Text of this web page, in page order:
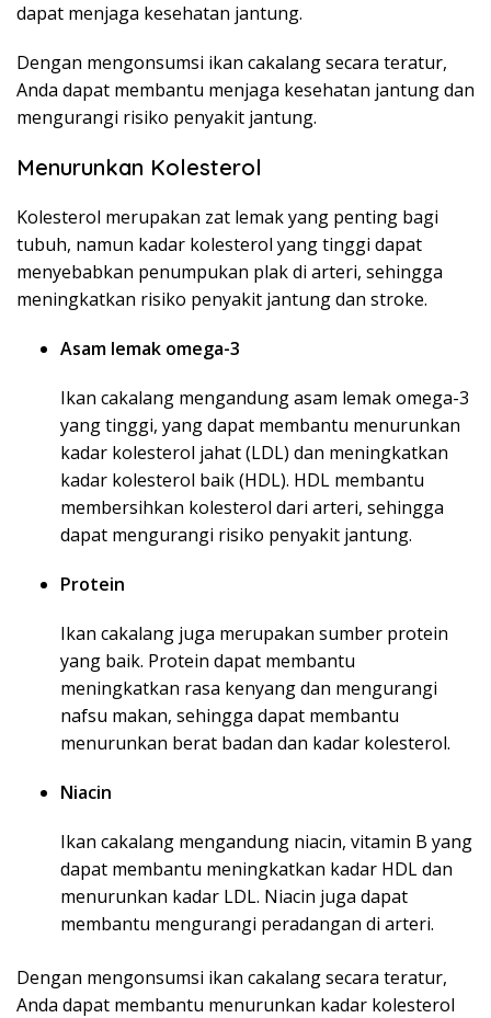
dapat menjaga kesehatan jantung.
Dengan mengonsumsi ikan cakalang secara teratur,
Anda dapat membantu menjaga kesehatan jantung dan
mengurangi risiko penyakit jantung.
Menurunkan Kolesterol
Kolesterol merupakan zat lemak yang penting bagi
tubuh, namun kadar kolesterol yang tinggi dapat
menyebabkan penumpukan plak di arteri, sehingga
meningkatkan risiko penyakit jantung dan stroke.
Asam lemak omega-3
Ikan cakalang mengandung asam lemak omega-3
yang tinggi, yang dapat membantu menurunkan
kadar kolesterol jahat (LDL) dan meningkatkan
kadar kolesterol baik (HDL). HDL membantu
membersihkan kolesterol dari arteri, sehingga
dapat mengurangi risiko penyakit jantung.
Protein
Ikan cakalang juga merupakan sumber protein
yang baik. Protein dapat membantu
meningkatkan rasa kenyang dan mengurangi
nafsu makan, sehingga dapat membantu
menurunkan berat badan dan kadar kolesterol.
Niacin
Ikan cakalang mengandung niacin, vitamin B yang
dapat membantu meningkatkan kadar HDL dan
menurunkan kadar LDL. Niacin juga dapat
membantu mengurangi peradangan di arteri.
Dengan mengonsumsi ikan cakalang secara teratur,
Anda dapat membantu menurunkan kadar kolesterol